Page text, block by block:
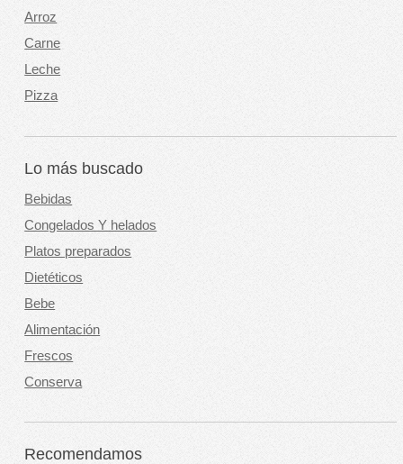
Arroz
Carne
Leche
Pizza
Lo más buscado
Bebidas
Congelados Y helados
Platos preparados
Dietéticos
Bebe
Alimentación
Frescos
Conserva
Recomendamos